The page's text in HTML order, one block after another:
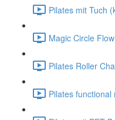
Pilates mit Tuch
Magic Circle
Pilates Roller
Pilates